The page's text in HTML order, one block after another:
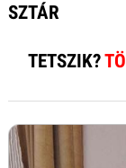
SZTÁR
TETSZIK?